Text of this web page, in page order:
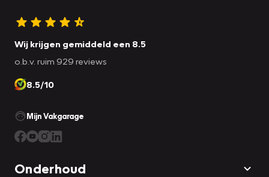
Wij krijgen gemiddeld een 8.5
o.b.v. ruim 929 reviews
8.5/10
Mijn Vakgarage
Onderhoud